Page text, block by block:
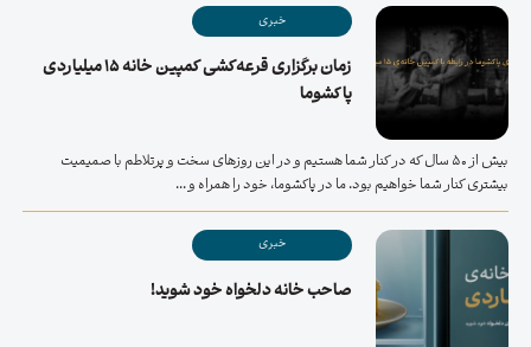
خبری
زمان برگزاری قرعه‌کشی کمپین خانه ۱۵ میلیاردی
پاکشوما
بیش از 50 سال که در کنار شما هستیم و در این روزهای سخت و پرتلاطم با صمیمیت
بیشتری کنار شما خواهیم بود. ما در پاکشوما، خود را همراه و ...
خبری
صاحب خانه دلخواه خود شوید!